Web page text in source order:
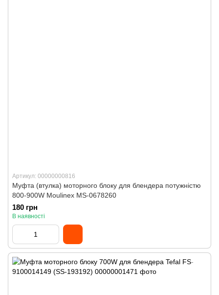
Артикул: 00000000816
Муфта (втулка) моторного блоку для блендера потужністю
800-900W Moulinex MS-0678260
180 грн
В наявності